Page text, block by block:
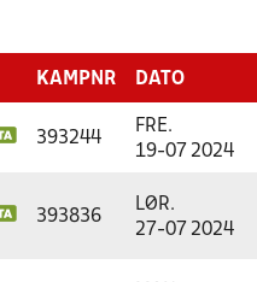
KAMPNR DATO
393244
FRE.
19-07 2024
393836
LØR.
27-07 2024